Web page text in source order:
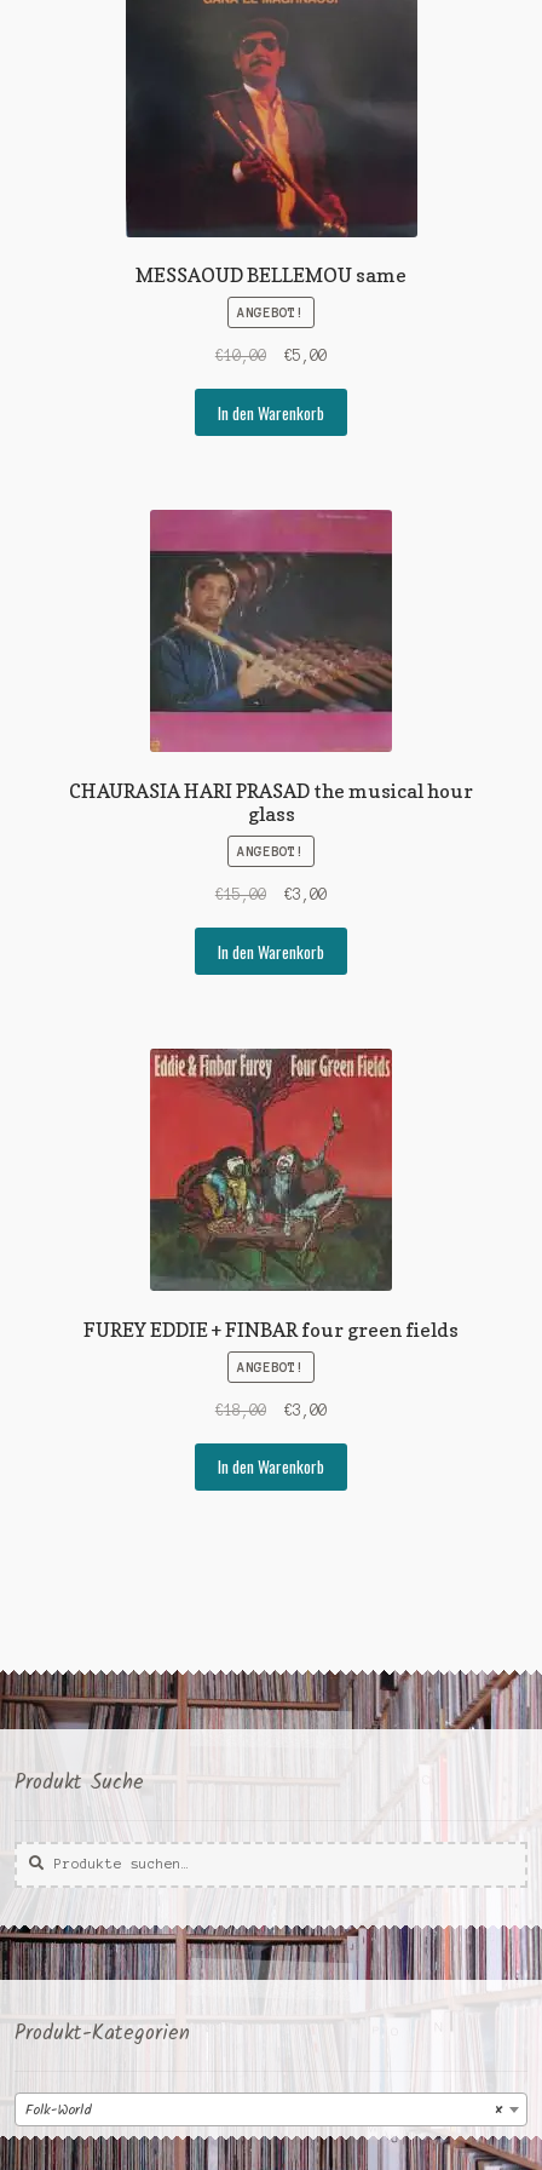
MESSAOUD BELLEMOU same
ANGEBOT!
€10,00
Ursprünglicher
war:
€10,00
€5,00Aktueller
€5,00.
In den Warenkorb
CHAURASIA HARI PRASAD the musical hour
glass
ANGEBOT!
€15,00
Ursprünglicher
war:
€15,00
€3,00Aktueller
€3,00.
In den Warenkorb
FUREY EDDIE + FINBAR four green fields
ANGEBOT!
€18,00
Ursprünglicher
war:
€18,00
€3,00Aktueller
€3,00.
In den Warenkorb
Produkt Suche
Suche
nach:
Suche
Produkt-Kategorien
×
Folk-World